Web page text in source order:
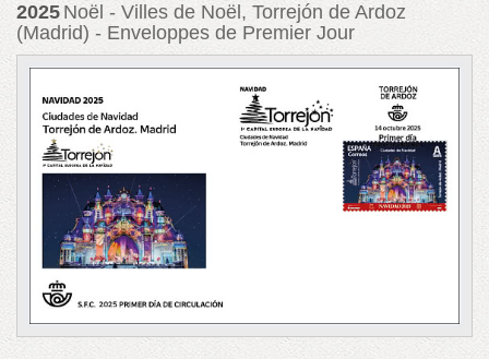
2025 Noël - Villes de Noël, Torrejón de Ardoz
(Madrid) - Enveloppes de Premier Jour